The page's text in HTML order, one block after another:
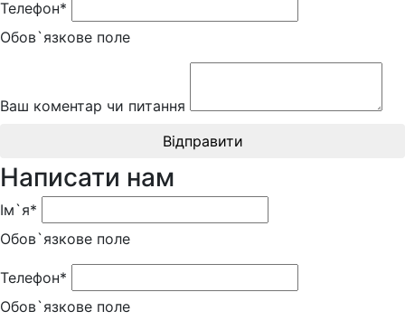
Телефон*
Обов`язкове поле
Ваш коментар чи питання
Відправити
Написати нам
Ім`я*
Обов`язкове поле
Телефон*
Обов`язкове поле